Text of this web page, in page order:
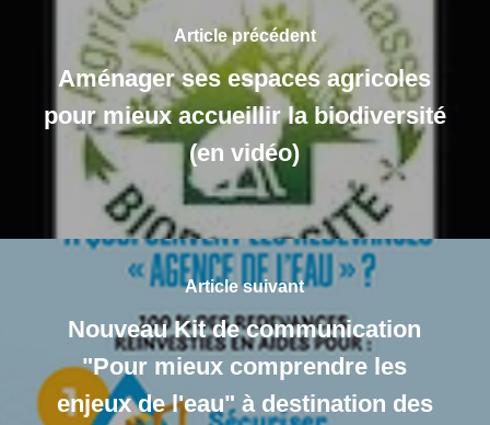
Article précédent
Aménager ses espaces agricoles
pour mieux accueillir la biodiversité
(en vidéo)
Article suivant
Nouveau Kit de communication
"Pour mieux comprendre les
enjeux de l'eau" à destination des